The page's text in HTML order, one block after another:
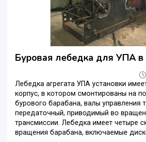
Буровая лебедка для УПА
Лебедка агрегата УПА установки
корпус, в котором смонтированы на
бурового барабана, валы управления
передаточный, приводимый во
трансмиссии. Лебедка имеет четыре
вращения барабана, включаемые